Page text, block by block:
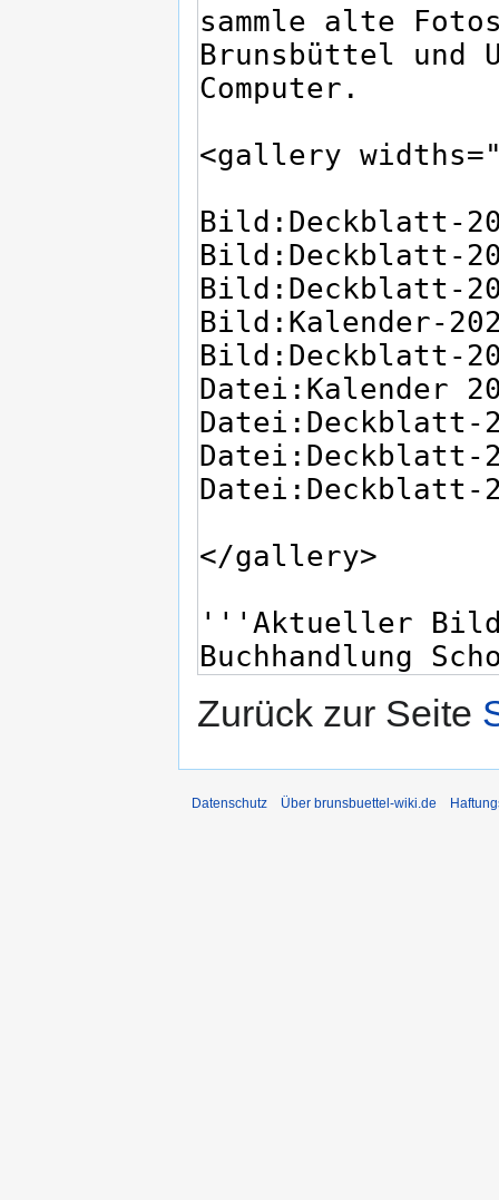
Zurück zur Seite
Datenschutz Über brunsbuettel-wiki.de